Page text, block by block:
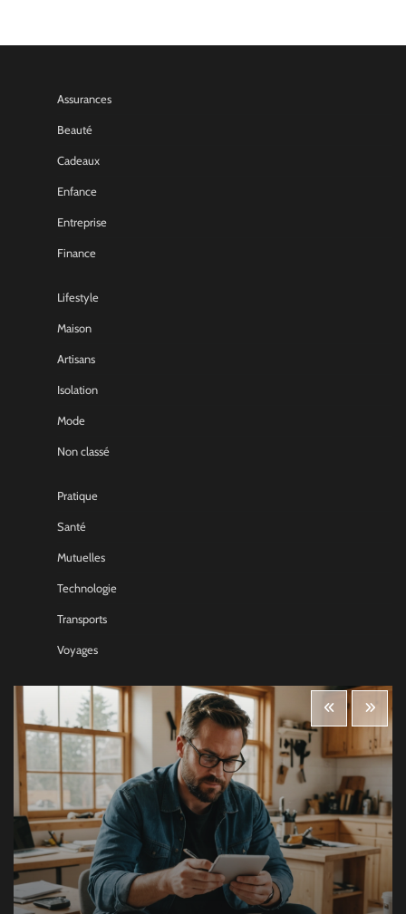
Assurances
Beauté
Cadeaux
Enfance
Entreprise
Finance
Lifestyle
Maison
Artisans
Isolation
Mode
Non classé
Pratique
Santé
Mutuelles
Technologie
Transports
Voyages